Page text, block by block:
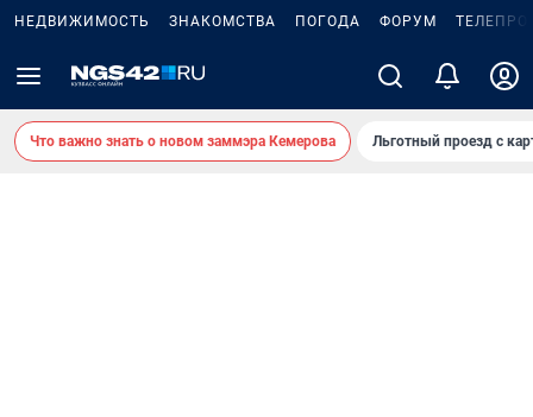
НЕДВИЖИМОСТЬ ЗНАКОМСТВА ПОГОДА ФОРУМ
Что важно знать о новом заммэра Кемерова Льготный проезд с